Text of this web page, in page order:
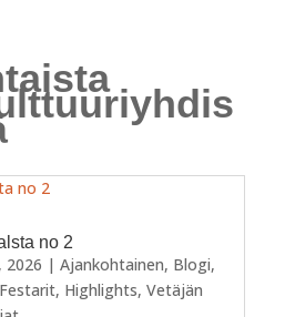
no 2
2026 | Ajankohtainen, Blogi,
Festarit, Highlights, Vetäjän